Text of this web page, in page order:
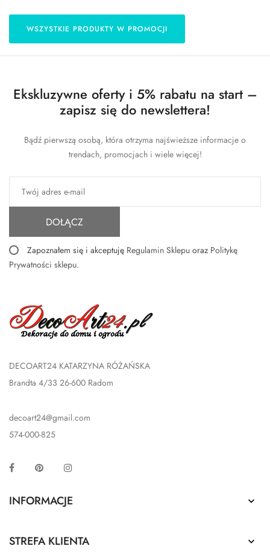
WSZYSTKIE PRODUKTY W PROMOCJI
Ekskluzywne oferty i 5% rabatu na start –
zapisz się do newslettera!
Bądź pierwszą osobą, która otrzyma najświeższe informacje o
trendach, promocjach i wiele więcej!
DOŁĄCZ
Zapoznałem się i akceptuję Regulamin Sklepu oraz Politykę
Prywatności sklepu.
DECOART24 KATARZYNA RÓŻAŃSKA
Brandta 4/33 26-600 Radom
decoart24@gmail.com
574-000-825
Facebook Pinterest
INFORMACJE 
STREFA KLIENTA 